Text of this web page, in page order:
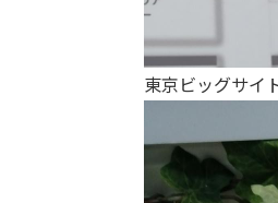
東京ビッグサ